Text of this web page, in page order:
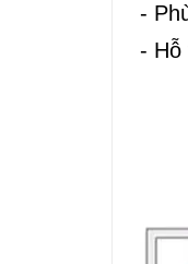
-
- Hỗ